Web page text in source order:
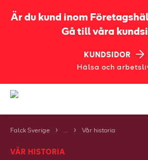
Är du kund inom
Gå till våra
KUNDSIDOR
Hälsa och
Tjänster
Utbildningar
Falck Sverige ... Vår historia
VÅR HISTORIA